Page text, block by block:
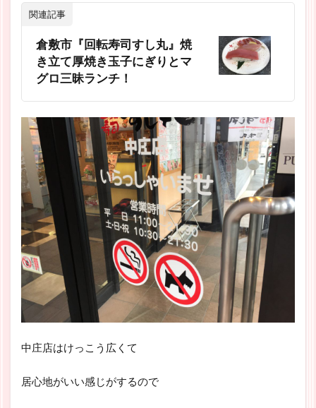
関連記事
倉敷市『回転寿司すし丸』焼
き立て厚焼き玉子にぎりとマ
グロ三昧ランチ！
中庄店はけっこう広くて
居心地がいい感じがするので